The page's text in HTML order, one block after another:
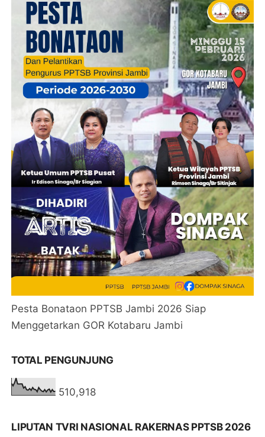
Pesta Bonataon PPTSB Jambi 2026 Siap
Menggetarkan GOR Kotabaru Jambi
TOTAL PENGUNJUNG
510,918
LIPUTAN TVRI NASIONAL RAKERNAS PPTSB 2026